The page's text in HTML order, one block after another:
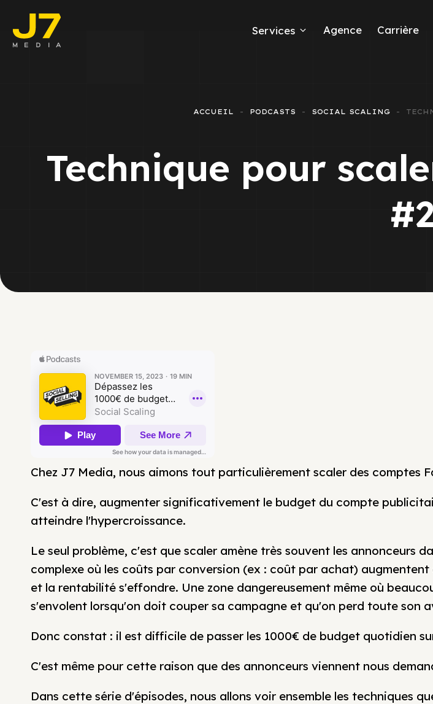
Services
E-commerce
Google Ads
Agence Carrière
ACCUEIL PODCASTS SOCIAL SCALING
Technique pour
Chez J7 Media, nous aimons tout particulièrement scaler des comptes
C'est à dire, augmenter significativement le budget du compte
atteindre l'hypercroissance.
Le seul problème, c'est que scaler amène très souvent les annonceurs
complexe où les coûts par conversion (ex : coût par achat)
et la rentabilité s'effondre. Une zone dangereusement même où
s'envolent lorsqu'on doit couper sa campagne et qu'on perd toute son
Donc constat : il est difficile de passer les 1000€ de budget quotidien
C'est même pour cette raison que des annonceurs viennent nous
Dans cette série d'épisodes, nous allons voir ensemble les techniques